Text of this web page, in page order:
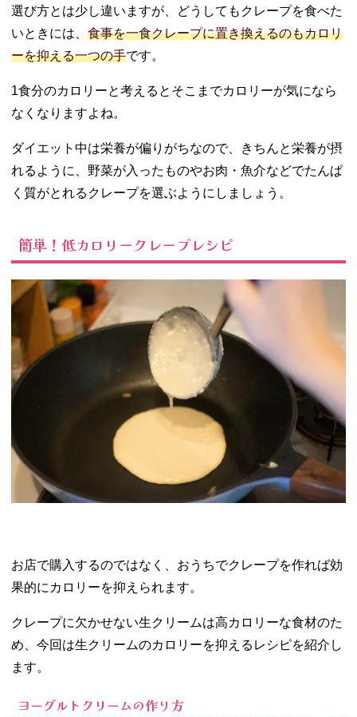
選び方とは少し違いますが、どうしてもクレープを食べた
いときには、 食事を一食クレープに置き換えるのもカロリ
ーを抑える一つの手です。
1食分のカロリーと考えるとそこまでカロリーが気になら
なくなりますよね。
ダイエット中は栄養が偏りがちなので、きちんと栄養が摂
れるように、野菜が入ったものやお肉・魚介などでたんぱ
く質がとれるクレープを選ぶようにしましょう。
簡単！低カロリークレープレシピ
お店で購入するのではなく、おうちでクレープを作れば効
果的にカロリーを抑えられます。
クレープに欠かせない生クリームは高カロリーな食材のた
め、今回は生クリームのカロリーを抑えるレシピを紹介し
ます。
ヨーグルトクリームの作り方